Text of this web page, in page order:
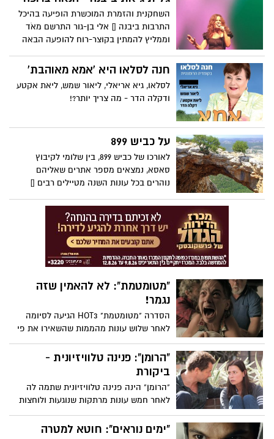
מפליא את המציאות של החודשים האחרונים,
ומציג מה קורה כשנגיף מתפרץ בהונג-קונג
מתפשט ברחבי העולם באמצעות עיטוש
העולם ומערערת לחלוטין את הסדר הגלובלי.
נשמע לכם מוכר?
השחקנית והזמרת המוכשרת הופיעה בהיכל
התרבות ביבנה [] אלי בן-גור התרשם מאֹד
וממליץ להמתין בקוצר-רוח להופעה הבאה
חנה לסלאו היא 'אמא מאוהבת'
לסלאו, גיא אריאלי, ליאור שמש, ליאת אקטע
ודקלה הדר - מה צריך יותר?!
על כביש 899
לאורכו של כביש 899, בין שלומי לקיבוץ
סאסא, נמצאים מספר אתרים שאליהם
נוהרים בכל עונות השנה מטיילים רבים []
על שלושה אתרים שאסור להחמיץ
"מטומטמת": לא להאמין שזה
נגמר!
הסדרה "מטומטמת" HOT3 הגיעה לסיומה
לאחר שלוש עונות מהממות שהשאירו את פי
פעור ואת ליבי מכווץ בכל פרק מחדש. סדרה
שהטמיעה בלקסיקון היומי של כולנו כמה
וכמה קללות שיהיה קשה לשטוף בסבון ובמים
כשבראש ובראשונה היא כמובן "מטומטמת".
אני לטובת כל אלה מאיתנו שלא ראו (לא ברור
לי למה) ולכן ההמלצה נטולת ספוילרים
"הרומן": פנינה טלוויזיונית -
ביקורת
"הרומן" הינה פנינה טלוויזיונית שתמה לה
לאחר חמש עונות מרתקות שנוגעות ולוחצות
על נקודות רגישות. הסדרה מביאה עימה
חידוש וריענון לסדרות רבות שמשחקות עם
"ימים נוראים": חוטא למטרה